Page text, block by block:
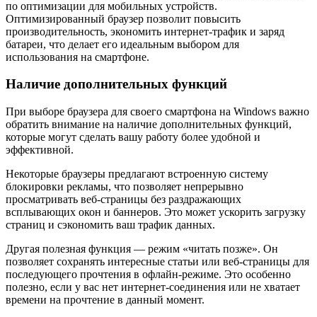
по оптимизации для мобильных устройств.
Оптимизированный браузер позволит повысить
производительность, экономить интернет-трафик и заряд
батареи, что делает его идеальным выбором для
использования на смартфоне.
Наличие дополнительных функций
При выборе браузера для своего смартфона на Windows важно
обратить внимание на наличие дополнительных функций,
которые могут сделать вашу работу более удобной и
эффективной.
Некоторые браузеры предлагают встроенную систему
блокировки рекламы, что позволяет непрерывно
просматривать веб-страницы без раздражающих
всплывающих окон и баннеров. Это может ускорить загрузку
страниц и сэкономить ваш трафик данных.
Другая полезная функция — режим «читать позже». Он
позволяет сохранять интересные статьи или веб-страницы для
последующего прочтения в офлайн-режиме. Это особенно
полезно, если у вас нет интернет-соединения или не хватает
времени на прочтение в данный момент.